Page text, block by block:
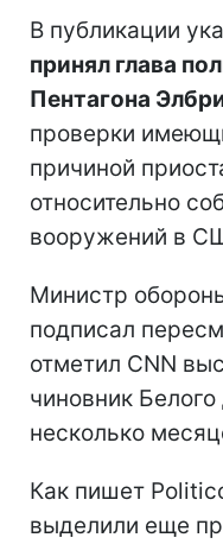
В публикации
принял глава
Пентагона
проверки
причиной
относительно
вооружений в
Министр
подписал
отметил CNN
чиновник
несколько
Как пишет
выделили еще